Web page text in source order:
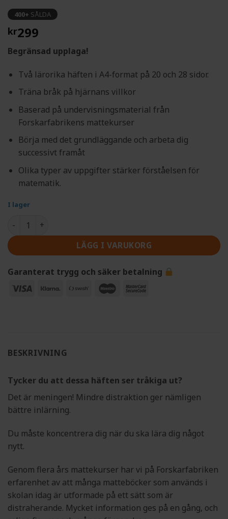
400+ SÅLDA
kr299
Begränsad upplaga!
Två lärorika häften i A4-format på 20 och 28 sidor.
Träna bråk på hjärnans villkor
Baserad på undervisningsmaterial från
Forskarfabrikens mattekurser
Börja med det grundläggande och arbeta dig
successivt framåt
Olika typer av uppgifter stärker förståelsen för
matematik.
I lager
Forskarfabrikens bråkhäfte mängd
LÄGG I VARUKORG
Garanterat trygg och säker betalning
Visa
Klarna
Swish
MaestroMasterCard
BESKRIVNING
Tycker du att dessa häften ser tråkiga ut?
Det är meningen! Mindre distraktion ger nämligen
bättre inlärning.
Du måste koncentrera dig när du ska lära dig något
nytt.
Genom flera års mattekurser har vi på Forskarfabriken
erfarenhet av att många matteböcker som används i
skolan idag är utformade på ett sätt som är
distraherande. Mycket information ges på en gång, och